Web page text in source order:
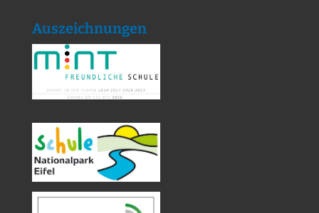
Auszeichnungen